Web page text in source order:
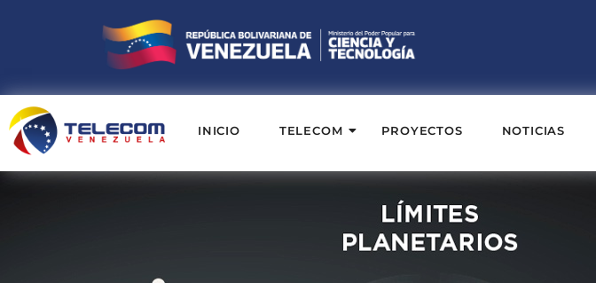
INICIO TELECOM PROYECTOS NOTICIAS